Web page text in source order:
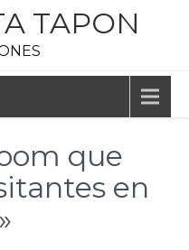
TAPON
que
en